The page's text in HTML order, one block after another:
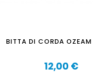
BITTA DI CORDA
Prezzo
12,00 €